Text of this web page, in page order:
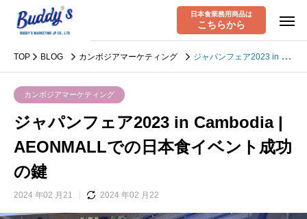
日本食業務用商品は
こちらから
TOP BLOG カンボジアマーケティング ジャパンフェア2023 in Cambodia | AEONMALLでの日本食イベント成功の鍵
カンボジアマーケティング
ジャパンフェア2023 in Cambodia |
AEONMALLでの日本食イベント成功
の鍵
2024 年02 月21 2024 年02 月22